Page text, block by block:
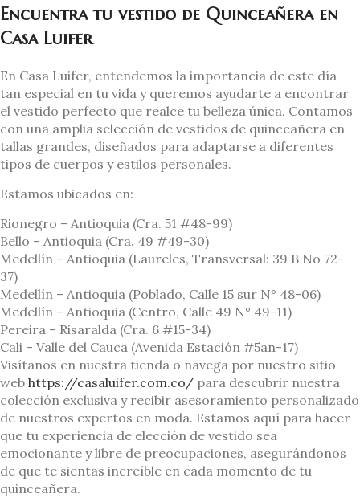
Encuentra tu vestido de Quinceañera en
Casa Luifer
En Casa Luifer, entendemos la importancia de este día
tan especial en tu vida y queremos ayudarte a encontrar
el vestido perfecto que realce tu belleza única. Contamos
con una amplia selección de vestidos de quinceañera en
tallas grandes, diseñados para adaptarse a diferentes
tipos de cuerpos y estilos personales.
Estamos ubicados en:
Rionegro – Antioquia (Cra. 51 #48-99)
Bello – Antioquia (Cra. 49 #49-30)
Medellín – Antioquia (Laureles, Transversal: 39 B No 72-
37)
Medellín – Antioquia (Poblado, Calle 15 sur N° 48-06)
Medellín – Antioquia (Centro, Calle 49 N° 49-11)
Pereira – Risaralda (Cra. 6 #15-34)
Cali – Valle del Cauca (Avenida Estación #5an-17)
Visítanos en nuestra tienda o navega por nuestro sitio
web https://casaluifer.com.co/ para descubrir nuestra
colección exclusiva y recibir asesoramiento personalizado
de nuestros expertos en moda. Estamos aquí para hacer
que tu experiencia de elección de vestido sea
emocionante y libre de preocupaciones, asegurándonos
de que te sientas increíble en cada momento de tu
quinceañera.